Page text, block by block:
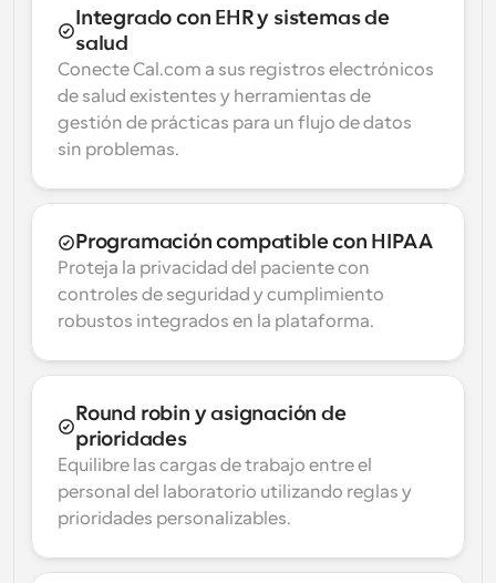
Integrado con EHR y sistemas de
salud
Conecte Cal.com a sus registros electrónicos
de salud existentes y herramientas de
gestión de prácticas para un flujo de datos
sin problemas.
Programación compatible con HIPAA
Proteja la privacidad del paciente con
controles de seguridad y cumplimiento
robustos integrados en la plataforma.
Round robin y asignación de
prioridades
Equilibre las cargas de trabajo entre el
personal del laboratorio utilizando reglas y
prioridades personalizables.